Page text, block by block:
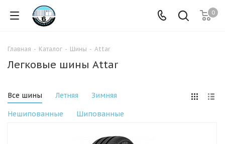
0
Главная - Каталог - Шины - Attar
Легковые шины Attar
Все шины Летняя Зимняя
Нешипованные Шипованные